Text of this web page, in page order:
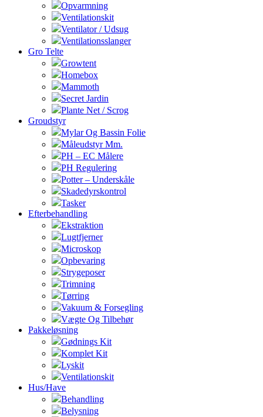
Opvarmning
Ventilationskit
Ventilator / Udsug
Ventilationsslanger
Gro Telte
Growtent
Homebox
Mammoth
Secret Jardin
Plante Net / Scrog
Groudstyr
Mylar Og Bassin Folie
Måleudstyr Mm.
PH – EC Målere
PH Regulering
Potter – Underskåle
Skadedyrskontrol
Tasker
Efterbehandling
Ekstraktion
Lugtfjerner
Microskop
Opbevaring
Strygeposer
Trimning
Tørring
Vakuum & Forsegling
Vægte Og Tilbehør
Pakkeløsning
Gødnings Kit
Komplet Kit
Lyskit
Ventilationskit
Hus/Have
Behandling
Belysning